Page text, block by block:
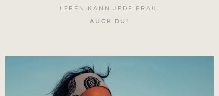
LEBEN KANN JEDE FRAU.
AUCH DU!